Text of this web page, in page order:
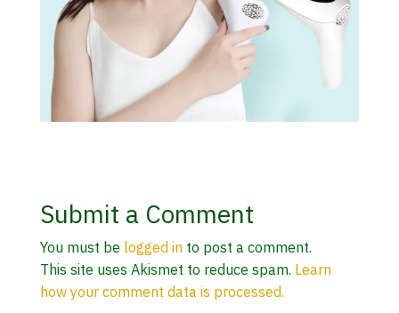
Submit a Comment
You must be logged into post a comment.
This site uses Akismet to reduce spam. Learn
how your comment data is processed.